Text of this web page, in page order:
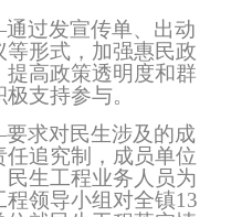
通过发宣传单、出动
形式，加强惠民政
高政策透明度和群
支持参与。
要求对民生涉及的成
追究制，成员单位
生工程业务人员为
领导小组对全镇13